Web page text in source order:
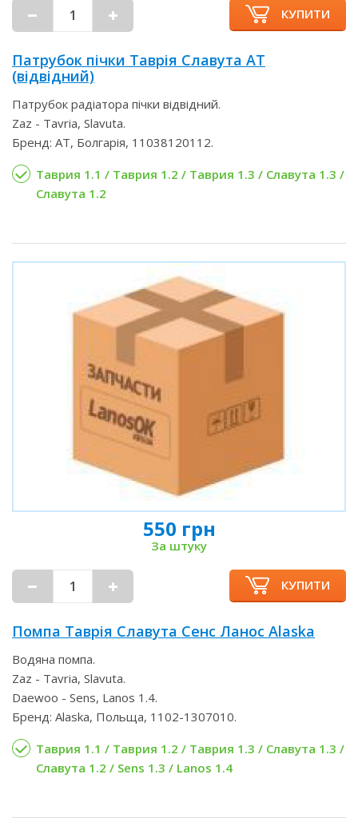
КУПИТИ
Патрубок пічки Таврія Славута AT
(відвідний)
Патрубок радіатора пічки відвідний.
Zaz - Tavria, Slavuta.
Бренд: AT, Болгарія, 11038120112.
Таврия 1.1 / Таврия 1.2 / Таврия 1.3 / Славута 1.3 /
Славута 1.2
550 грн
За штуку
КУПИТИ
Помпа Таврія Славута Сенс Ланос Alaska
Водяна помпа.
Zaz - Tavria, Slavuta.
Daewoo - Sens, Lanos 1.4.
Бренд: Alaska, Польща, 1102-1307010.
Таврия 1.1 / Таврия 1.2 / Таврия 1.3 / Славута 1.3 /
Славута 1.2 / Sens 1.3 / Lanos 1.4